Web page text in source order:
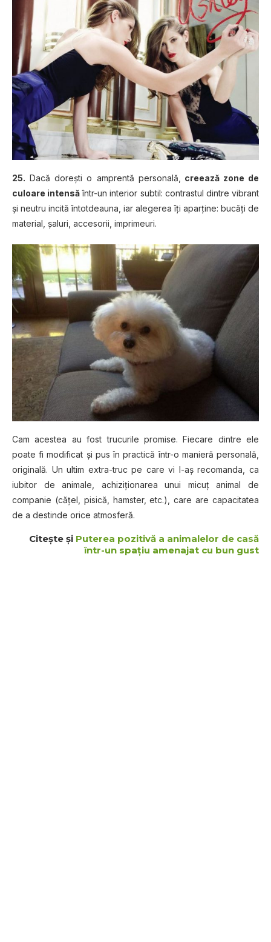
25. Dacă doreşti o amprentă personală,
creează zone de
culoare intensăîntr-un interior subtil: contrastul dintre vibrant
şi neutru incită întotdeauna, iar alegerea îţi aparţine: bucăţi de
material, şaluri, accesorii, imprimeuri.
Cam acestea au fost trucurile promise. Fiecare dintre ele
poate fi modificat şi pus în practică într-o manieră personală,
originală. Un ultim extra-truc pe care vi l-aş recomanda, ca
iubitor de animale, achiziţionarea unui micuţ animal de
companie (căţel, pisică, hamster, etc.), care are capacitatea
de a destinde orice atmosferă.
Citește și Puterea pozitivă a animalelor de casă
într-un spațiu amenajat cu bun gust